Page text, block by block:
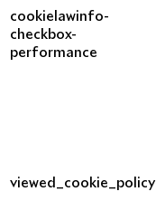
cookielawinfo-
checkbox-
performance
viewed_cookie_policy